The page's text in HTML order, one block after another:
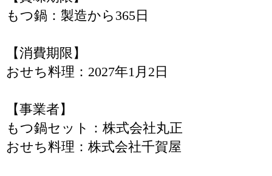
もつ鍋：製造から365日
【消費期限】
おせち料理：2027年1月2日
【事業者】
もつ鍋セット：株式会社丸正
おせち料理：株式会社千賀屋